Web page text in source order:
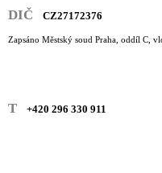
DIČ CZ27172376
Zapsáno Městský soud Praha, oddíl C,
T +420 296 330 911